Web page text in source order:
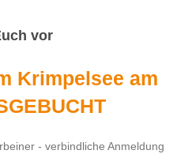
vor
Krimpelsee am
- verbindliche Anmeldung